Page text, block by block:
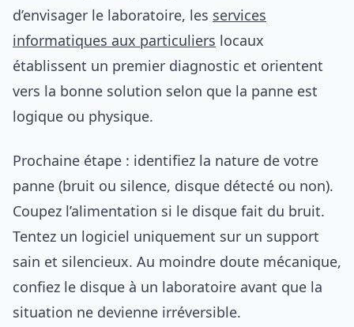
d’envisager le laboratoire, les services
informatiques aux particuliers locaux
établissent un premier diagnostic et orientent
vers la bonne solution selon que la panne est
logique ou physique.
Prochaine étape : identifiez la nature de votre
panne (bruit ou silence, disque détecté ou non).
Coupez l’alimentation si le disque fait du bruit.
Tentez un logiciel uniquement sur un support
sain et silencieux. Au moindre doute mécanique,
confiez le disque à un laboratoire avant que la
situation ne devienne irréversible.